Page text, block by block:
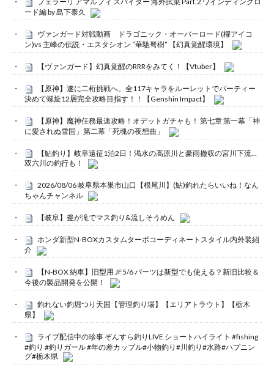
ード編 by 島下泰久
ヴァンガード対戦動画 ドラゴニック・オーバーロード(櫂アイコ
ン)vs 主峰の伝説・エスタシオン “華馳弩樹” 【幻真覚醒環境】
【ヴァンガード】幻真覚醒のRRRをみてく！【Vtuber】
【原神】遂に二桁挑戦へ。全117キャラをルーレットでパーティー
決めて螺旋12層完全攻略目指す！！【Genshin Impact】
【原神】魔神任務最速攻略！オデットガチャも！ 第七章 第一幕「神
に愛されぬ雪国」第二幕「死魂の夜想曲」
【鮎釣り】岐阜遠征1泊2日！渇水の高原川と豪雨撤収の宮川下流…
双六川の釣行も！
2026/08/06 岐阜県本巣市山口【根尾川】(鮎)釣れたらいいね！なん
ちゃんチャンネル
【岐阜】釜が滝でマス釣り&流しそうめん
ホンダ新型N-BOXカスタムターボコーディネートスタイル内外装紹
介
【N-BOX 納車】旧型用 JF5/6 パーツは新型でも使える？新旧比較＆
今後の製品開発を公開！
釣れない釣堀つり天国【管理釣り場】【エリアトラウト】【栃木
県】
ライブ配信中の珍事 ぞんすら釣りLIVE ショートハイライト #fishing
#釣り #釣りガール #年の差カップル#小物釣り#川釣り#水路#ハプニン
グ#栃木県